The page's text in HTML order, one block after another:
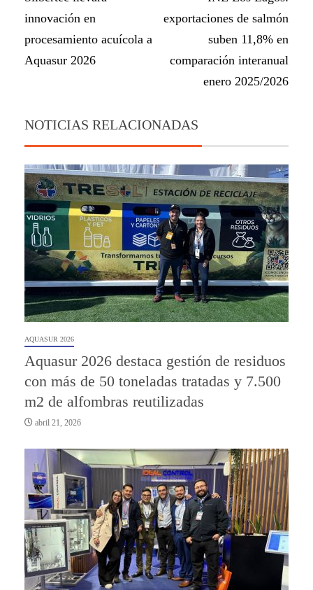
innovación en
procesamiento acuícola a
Aquasur 2026
exportaciones de salmón
suben 11,8% en
comparación interanual
enero 2025/2026
NOTICIAS RELACIONADAS
AQUASUR 2026
Aquasur 2026 destaca gestión de residuos
con más de 50 toneladas tratadas y 7.500
m2 de alfombras reutilizadas
abril 21, 2026